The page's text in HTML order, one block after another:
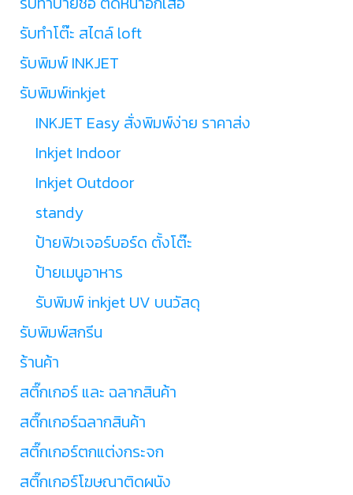
รับทำโต๊ะ สไตล์ loft
รับพิมพ์ INKJET
รับพิมพ์inkjet
INKJET Easy สั่งพิมพ์ง่าย ราคาส่ง
Inkjet Indoor
Inkjet Outdoor
standy
ป้ายฟิวเจอร์บอร์ด ตั้งโต๊ะ
ป้ายเมนูอาหาร
รับพิมพ์ inkjet UV บนวัสดุ
รับพิมพ์สกรีน
ร้านค้า
สติ๊กเกอร์ และ ฉลากสินค้า
สติ๊กเกอร์ฉลากสินค้า
สติ๊กเกอร์ตกแต่งกระจก
สติ๊กเกอร์โฆษณาติดผนัง